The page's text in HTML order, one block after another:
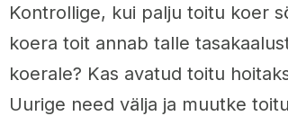
Kontrollige, kui palju toitu koer
koera toit annab talle
koerale? Kas avatud toitu
Uurige need välja ja muutke